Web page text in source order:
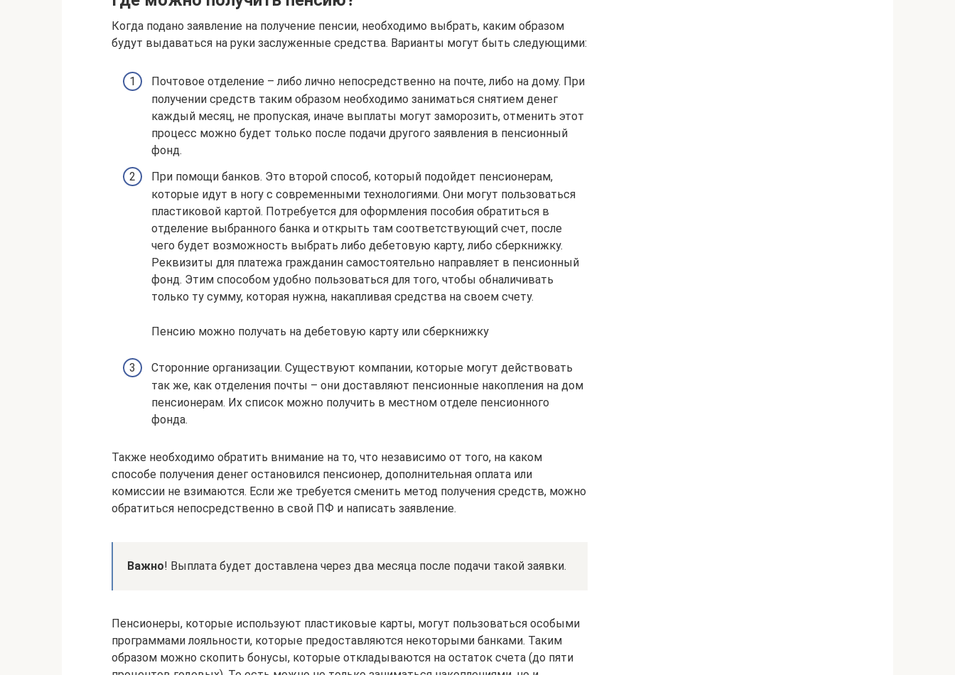
Когда подано заявление на получение пенсии, необходимо выбрать, каким образом
будут выдаваться на руки заслуженные средства. Варианты могут быть следующими:
Почтовое отделение – либо лично непосредственно на почте, либо на дому. При
получении средств таким образом необходимо заниматься снятием денег
каждый месяц, не пропуская, иначе выплаты могут заморозить, отменить этот
процесс можно будет только после подачи другого заявления в пенсионный
фонд.
При помощи банков. Это второй способ, который подойдет пенсионерам,
которые идут в ногу с современными технологиями. Они могут пользоваться
пластиковой картой. Потребуется для оформления пособия обратиться в
отделение выбранного банка и открыть там соответствующий счет, после
чего будет возможность выбрать либо дебетовую карту, либо сберкнижку.
Реквизиты для платежа гражданин самостоятельно направляет в пенсионный
фонд. Этим способом удобно пользоваться для того, чтобы обналичивать
только ту сумму, которая нужна, накапливая средства на своем счету.
Пенсию можно получать на дебетовую карту или сберкнижку
Сторонние организации. Существуют компании, которые могут действовать
так же, как отделения почты – они доставляют пенсионные накопления на дом
пенсионерам. Их список можно получить в местном отделе пенсионного
фонда.
Также необходимо обратить внимание на то, что независимо от того, на каком
способе получения денег остановился пенсионер, дополнительная оплата или
комиссии не взимаются. Если же требуется сменить метод получения средств, можно
обратиться непосредственно в свой ПФ и написать заявление.
Важно! Выплата будет доставлена через два месяца после подачи такой заявки.
Пенсионеры, которые используют пластиковые карты, могут пользоваться особыми
программами лояльности, которые предоставляются некоторыми банками. Таким
образом можно скопить бонусы, которые откладываются на остаток счета (до пяти